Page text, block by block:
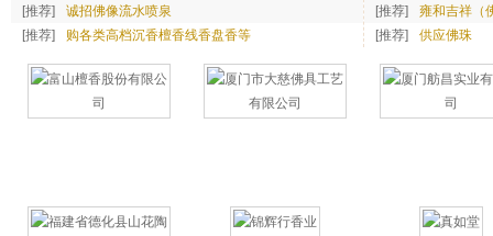
[推荐]
诚招佛像流水喷泉
[推荐]
购各类高档沉香檀香线香盘香等
[推荐]
雍和吉祥（
[推荐]
供应佛珠